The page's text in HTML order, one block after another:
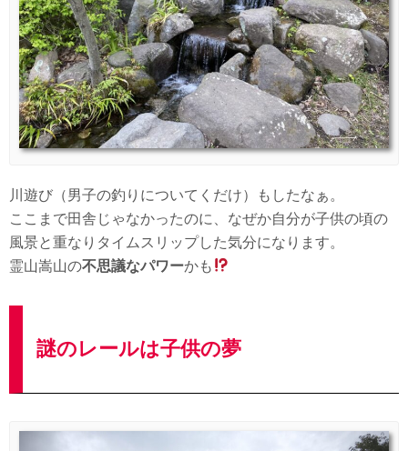
川遊び（男子の釣りについてくだけ）もしたなぁ。
ここまで田舎じゃなかったのに、なぜか自分が子供の頃の
風景と重なりタイムスリップした気分になります。
霊山嵩山の不思議なパワーかも
謎のレールは子供の夢